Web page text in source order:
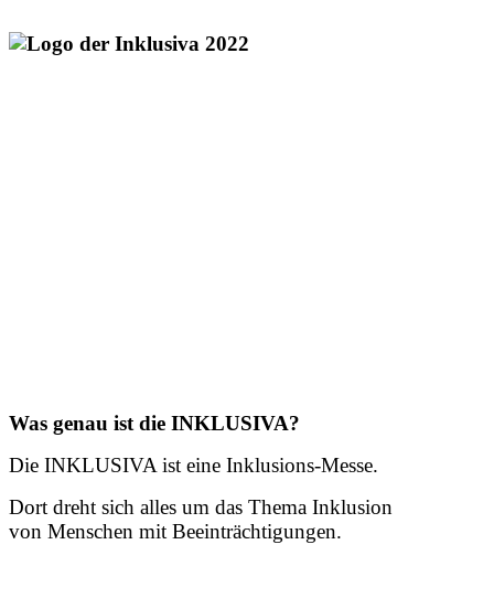
Was genau ist die INKLUSIVA?
Die INKLUSIVA ist eine Inklusions-Messe.
Dort dreht sich alles um das Thema Inklusion
von Menschen mit Beeinträchtigungen.